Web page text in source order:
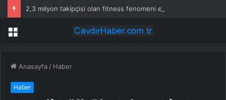
Menü
Anasayfa / Haber
Haber